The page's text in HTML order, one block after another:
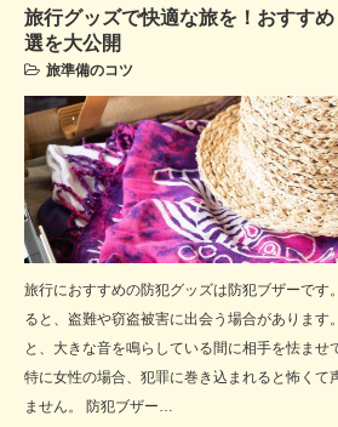
旅行グッズで快適な旅を！おすす
選を大公開
旅準備のコツ
旅行におすすめの防犯グッズは防犯ブザーです
ると、盗難や窃盗被害に出会う場合があります
と、大きな音を鳴らしている間に相手を怯ませ
特に女性の場合、犯罪に巻き込まれると怖くて
ません。 防犯ブザー…